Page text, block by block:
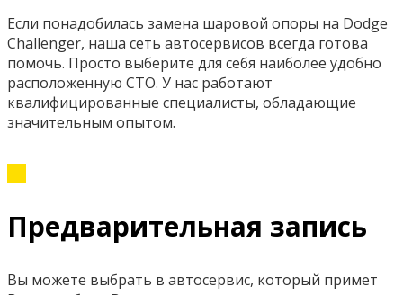
Если понадобилась замена шаровой опоры на Dodge
Challenger, наша сеть автосервисов всегда готова
помочь. Просто выберите для себя наиболее удобно
расположенную СТО. У нас работают
квалифицированные специалисты, обладающие
значительным опытом.
Предварительная запись
Вы можете выбрать в автосервис, который примет